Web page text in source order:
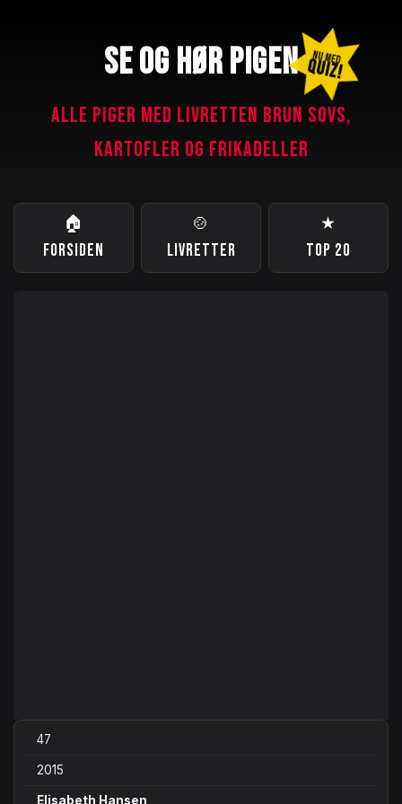
SE OG HØR PIGEN NU MED
QUIZ!
ALLE PIGER MED LIVRETTEN BRUN SOVS,
KARTOFLER OG FRIKADELLER
🏠
FORSIDEN
🍲
LIVRETTER
★
TOP 20
47
2015
Elisabeth Hansen